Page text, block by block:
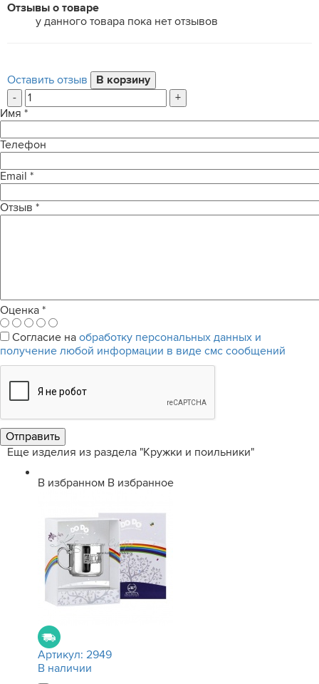
Отзывы о товаре
у данного товара пока нет отзывов
Оставить отзыв
-
+
Имя *
Телефон
Email *
Отзыв *
Оценка *
Согласие на обработку персональных данных и
получение любой информации в виде смс сообщений
Еще изделия из раздела "Кружки и поильники"
В избранном В избранное
Артикул: 2949
В наличии